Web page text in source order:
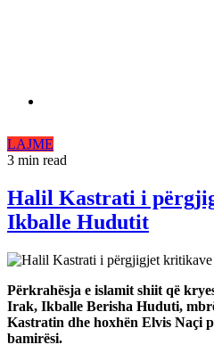
LAJME
3 min read
Halil Kastrati i
Ikballe Hudutit
Përkrahësja e islamit shiit që
Irak, Ikballe Berisha Huduti,
Kastratin dhe hoxhën Elvis Naçi
bamirësi.